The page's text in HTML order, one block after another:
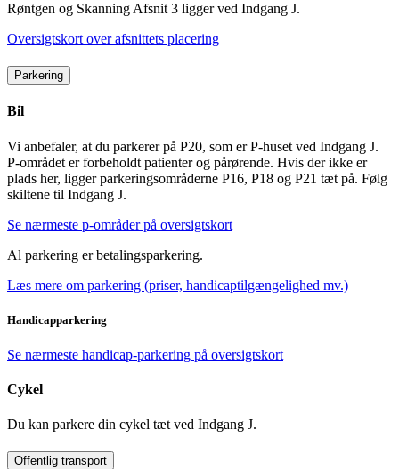
Røntgen og Skanning Afsnit 3 ligger ved Indgang J.
Oversigtskort over afsnittets placering
Parkering
Bil
Vi anbefaler, at du parkerer på P20, som er P-huset ved Indgang J.
P-området er forbeholdt patienter og pårørende. Hvis der ikke er
plads her, ligger parkeringsområderne P16, P18 og P21 tæt på. Følg
skiltene til Indgang J.
Se nærmeste p-områder på oversigtskort
Al parkering er betalingsparkering.
Læs mere om parkering (priser, handicaptilgængelighed mv.)
Handicapparkering
Se nærmeste handicap-parkering på oversigtskort
Cykel
Du kan parkere din cykel tæt ved Indgang J.
Offentlig transport